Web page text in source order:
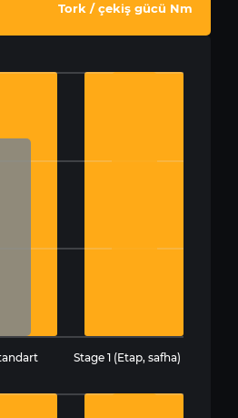
Tork / çekiş gücü Nm
Stage 1 (Etap, safha)